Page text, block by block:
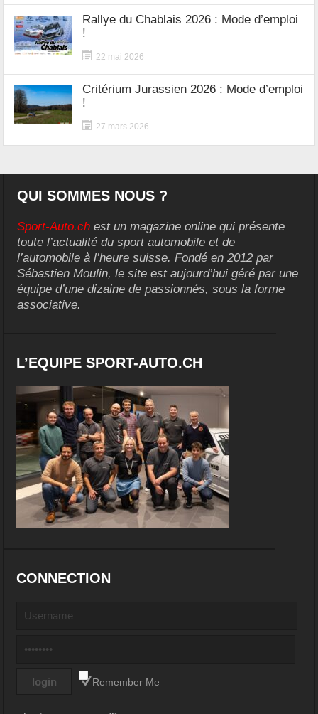
Rallye du Chablais 2026 : Mode d’emploi
!
22 mai 2026
Critérium Jurassien 2026 : Mode d’emploi
!
27 mars 2026
QUI SOMMES NOUS ?
Sport-Auto.ch est un magazine online qui présente
toute l’actualité du sport automobile et de
l’automobile à l’heure suisse. Fondé en 2012 par
Sébastien Moulin, le site est aujourd’hui géré par une
équipe d’une dizaine de passionnés, sous la forme
associative.
L’EQUIPE SPORT-AUTO.CH
CONNECTION
Remember Me